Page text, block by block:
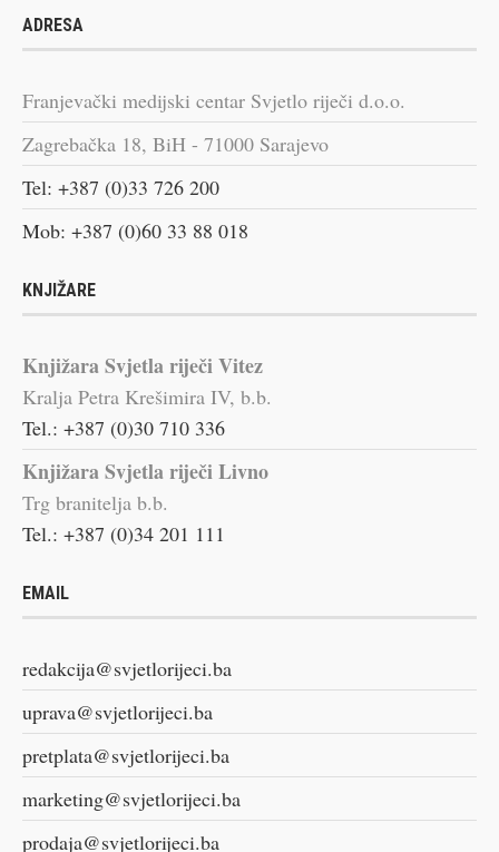
ADRESA
Franjevački medijski centar Svjetlo riječi d.o.o.
Zagrebačka 18, BiH - 71000 Sarajevo
Tel: +387 (0)33 726 200
Mob: +387 (0)60 33 88 018
KNJIŽARE
Knjižara Svjetla riječi Vitez
Kralja Petra Krešimira IV, b.b.
Tel.: +387 (0)30 710 336
Knjižara Svjetla riječi Livno
Trg branitelja b.b.
Tel.: +387 (0)34 201 111
EMAIL
redakcija@svjetlorijeci.ba
uprava@svjetlorijeci.ba
pretplata@svjetlorijeci.ba
marketing@svjetlorijeci.ba
prodaja@svjetlorijeci.ba